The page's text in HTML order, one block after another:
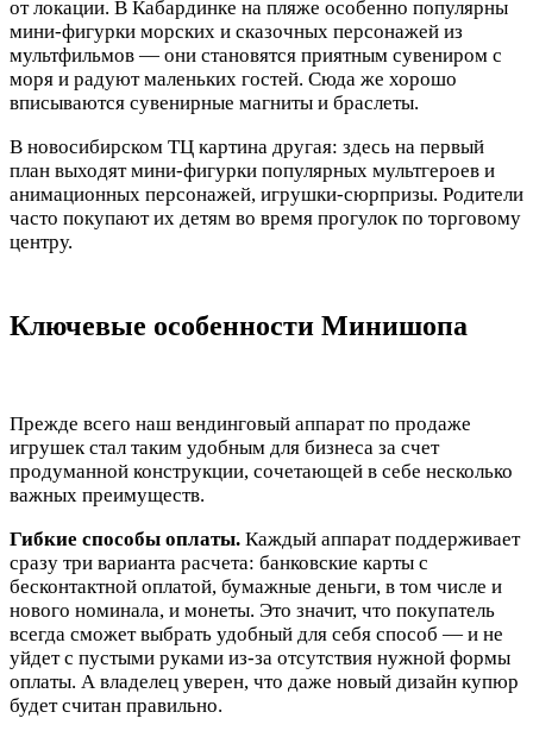
от локации. В Кабардинке на пляже особенно популярны
мини‑фигурки морских и сказочных персонажей из
мультфильмов — они становятся приятным сувениром с
моря и радуют маленьких гостей. Сюда же хорошо
вписываются сувенирные магниты и браслеты.
В новосибирском ТЦ картина другая: здесь на первый
план выходят мини‑фигурки популярных мультгероев и
анимационных персонажей, игрушки‑сюрпризы. Родители
часто покупают их детям во время прогулок по торговому
центру.
Ключевые особенности Минишопа
Прежде всего наш вендинговый аппарат по продаже
игрушек стал таким удобным для бизнеса за счет
продуманной конструкции, сочетающей в себе несколько
важных преимуществ.
Гибкие способы оплаты. Каждый аппарат поддерживает
сразу три варианта расчета: банковские карты с
бесконтактной оплатой, бумажные деньги, в том числе и
нового номинала, и монеты. Это значит, что покупатель
всегда сможет выбрать удобный для себя способ — и не
уйдет с пустыми руками из‑за отсутствия нужной формы
оплаты. А владелец уверен, что даже новый дизайн купюр
будет считан правильно.